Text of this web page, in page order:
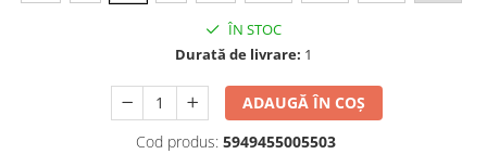
ÎN STOC
Durată de livrare: 1
ADAUGĂ ÎN COȘ
Cod produs: 5949455005503